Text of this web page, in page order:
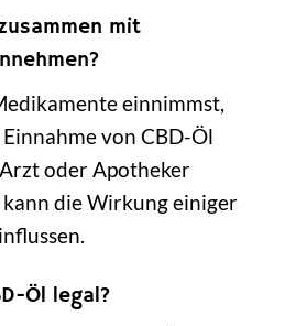
mit
einnimmst,
von CBD-Öl
oder Apotheker
die Wirkung einiger
Öl legal?